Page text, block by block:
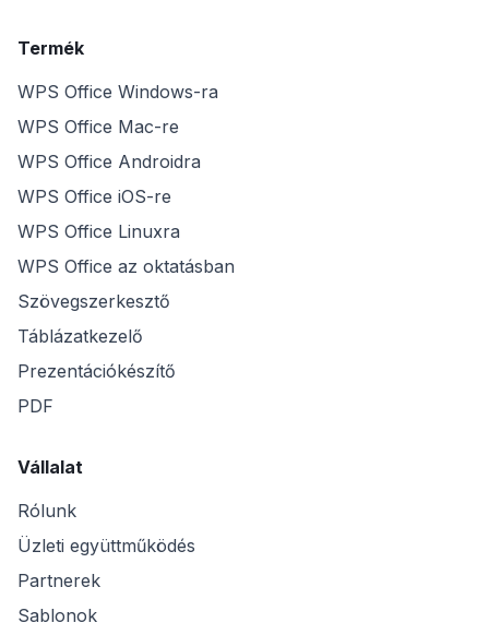
Termék
WPS Office Windows-ra
WPS Office Mac-re
WPS Office Androidra
WPS Office iOS-re
WPS Office Linuxra
WPS Office az oktatásban
Szövegszerkesztő
Táblázatkezelő
Prezentációkészítő
PDF
Vállalat
Rólunk
Üzleti együttműködés
Partnerek
Sablonok